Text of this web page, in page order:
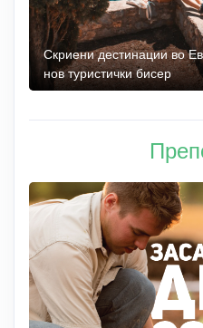
Скриени дестинации во
нов туристички бисер